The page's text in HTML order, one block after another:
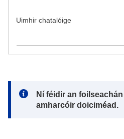
Uimhir chatalóige
Note:
Ní féidir an
amharcóir doiciméad.